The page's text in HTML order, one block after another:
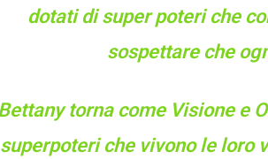
dotati di super poteri che
sospettare che
torna come Visione e
superpoteri che vivono le loro